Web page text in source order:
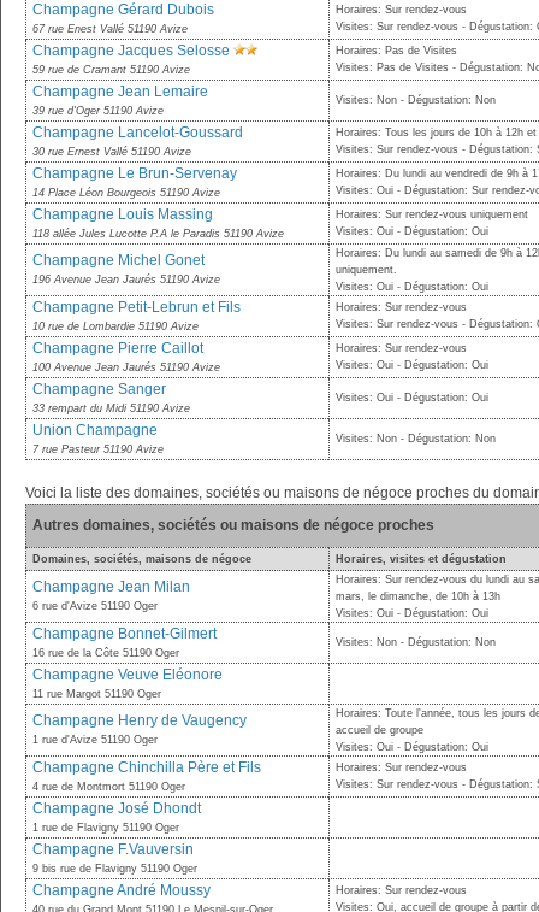
Champagne Gérard Dubois
67 rue Enest Vallé 51190 Avize
Horaires: Sur rendez-vous
Visites: Sur rendez-vous - Dégustation:
Champagne Jacques Selosse
59 rue de Cramant 51190 Avize
Horaires: Pas de Visites
Visites: Pas de Visites - Dégustation:
Champagne Jean Lemaire
39 rue d'Oger 51190 Avize
Visites: Non - Dégustation: Non
Champagne Lancelot-Goussard
30 rue Ernest Vallé 51190 Avize
Horaires: Tous les jours de 10h à 12h
Visites: Sur rendez-vous - Dégustation:
Champagne Le Brun-Servenay
14 Place Léon Bourgeois 51190 Avize
Horaires: Du lundi au vendredi de 9h à
Visites: Oui - Dégustation: Sur rendez-
Champagne Louis Massing
118 allée Jules Lucotte P.A le Paradis 51190 Avize
Horaires: Sur rendez-vous uniquement
Visites: Oui - Dégustation: Oui
Champagne Michel Gonet
196 Avenue Jean Jaurés 51190 Avize
Horaires: Du lundi au samedi de 9h à
uniquement.
Visites: Oui - Dégustation: Oui
Champagne Petit-Lebrun et Fils
10 rue de Lombardie 51190 Avize
Horaires: Sur rendez-vous
Visites: Sur rendez-vous - Dégustation:
Champagne Pierre Caillot
100 Avenue Jean Jaurés 51190 Avize
Horaires: Sur rendez-vous
Visites: Oui - Dégustation: Oui
Champagne Sanger
33 rempart du Midi 51190 Avize
Visites: Oui - Dégustation: Oui
Union Champagne
7 rue Pasteur 51190 Avize
Visites: Non - Dégustation: Non
Voici la liste des domaines, sociétés ou maisons de négoce proches du
Autres domaines, sociétés ou maisons de négoce proches
Domaines, sociétés, maisons de négoce Horaires, visites et dégustation
Champagne Jean Milan
6 rue d'Avize 51190 Oger
Horaires: Sur rendez-vous du lundi au
mars, le dimanche, de 10h à 13h
Visites: Oui - Dégustation: Oui
Champagne Bonnet-Gilmert
16 rue de la Côte 51190 Oger
Visites: Non - Dégustation: Non
Champagne Veuve Eléonore
11 rue Margot 51190 Oger
Champagne Henry de Vaugency
1 rue d'Avize 51190 Oger
Horaires: Toute l'année, tous les jours
accueil de groupe
Visites: Oui - Dégustation: Oui
Champagne Chinchilla Père et Fils
4 rue de Montmort 51190 Oger
Horaires: Sur rendez-vous
Visites: Sur rendez-vous - Dégustation:
Champagne José Dhondt
1 rue de Flavigny 51190 Oger
Champagne F.Vauversin
9 bis rue de Flavigny 51190 Oger
Champagne André Moussy
40 rue du Grand Mont 51190 Le Mesnil-sur-Oger
Horaires: Sur rendez-vous
Visites: Oui, accueil de groupe à partir